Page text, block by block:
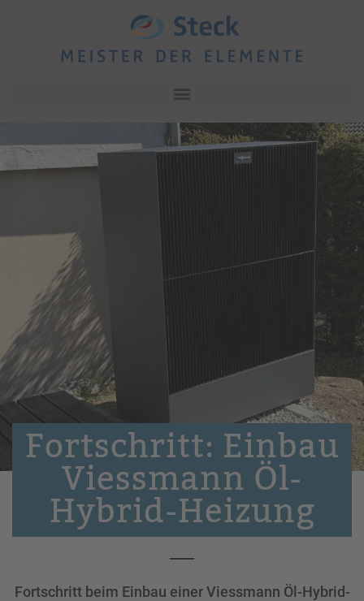
Fortschritt: Einbau
Viessmann Öl-
Hybrid-Heizung
Fortschritt beim Einbau einer Viessmann Öl-Hybrid-